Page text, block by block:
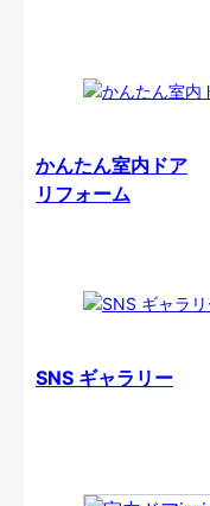
かんたん室内ドア
リフォーム
SNS ギャラリー